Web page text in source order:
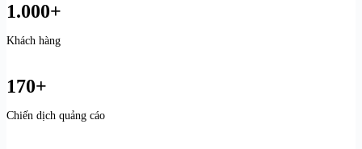
1.000+
Khách hàng
170+
Chiến dịch quảng cáo